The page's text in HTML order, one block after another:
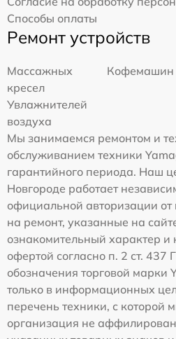
Способы оплаты
Ремонт устройств
Массажных
кресел
Кофемашин
Увлажнителей
воздуха
Мы занимаемся ремонтом и
обслуживанием техники
гарантийного периода. Наш
Новгороде работает
официальной авторизации
на ремонт, указанные на
ознакомительный характер и
офертой согласно п. 2 ст.
обозначения торговой марки
только в информационных
перечень техники, с которой
организация не